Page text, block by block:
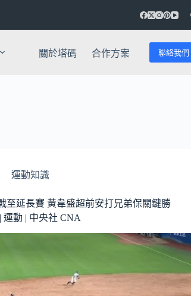
關於塔碼 合作方案 聯絡我們
運動知識
至延長賽 黃韋盛超前安打兄弟保關鍵勝
運動 | 中央社 CNA